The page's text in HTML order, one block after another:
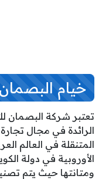
خيام
تعتبر شركة البصمان
الرائدة في مجال تجارة
المتنقلة في العالم
الأوروبية في دولة
ومتانتها حيث يتم